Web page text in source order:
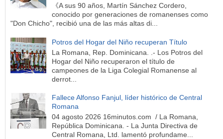
《A sus 90 años, Martín Sánchez Cordero,
conocido por generaciones de romanenses como
"Don Chicho", recibió una de las más altas di...
Potros del Hogar del Niño recuperan Título
La Romana, Rep. Dominicana. .- Los Potros del
Hogar del Niño recuperaron el título de
campeones de la Liga Colegial Romanense al
derrot...
Fallece Alfonso Fanjul, líder histórico de Central
Romana
04 agosto 2026 16minutos.com / La Romana,
República Dominicana. - La Junta Directiva de
Central Romana, Ltd. lamentó profundame...